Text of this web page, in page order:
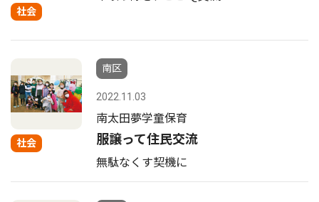
社会
社会
南区
2022.11.03
南太田夢学童保育
服譲って住民交流
無駄なくす契機に